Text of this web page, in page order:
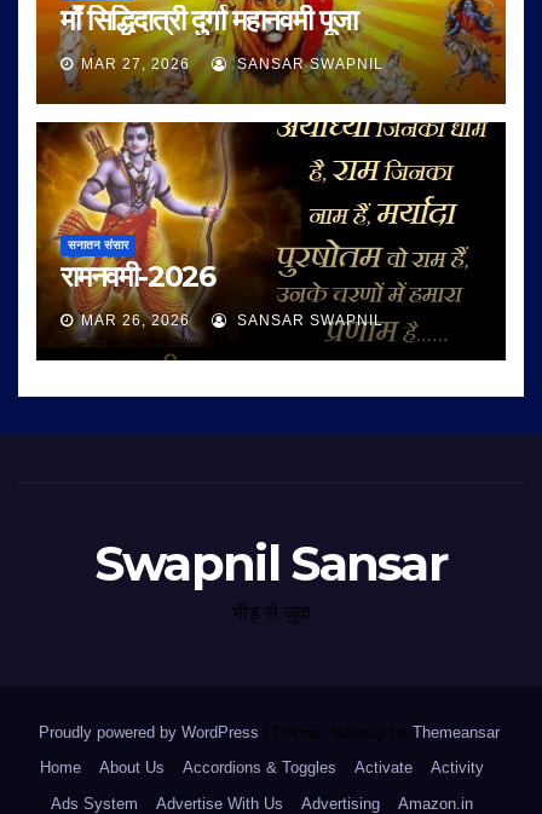
माँ सिद्धिदात्री दुर्गा महानवमी पूजा
MAR 27, 2026 SANSAR SWAPNIL
सनातन संसार
रामनवमी-2026
MAR 26, 2026 SANSAR SWAPNIL
Swapnil Sansar
भीड़ से जुदा
Proudly powered by WordPress Theme: Newsup by Themeansar.
Home
About Us Accordions & Toggles Activate
Activity
Ads System
Advertise With Us Advertising
Amazon.in